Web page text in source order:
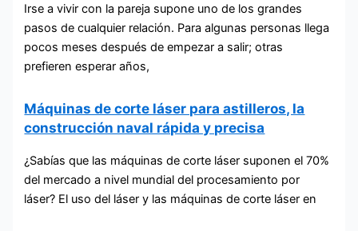
Irse a vivir con la pareja supone uno de los grandes
pasos de cualquier relación. Para algunas personas llega
pocos meses después de empezar a salir; otras
prefieren esperar años,
Máquinas de corte láser para astilleros, la
construcción naval rápida y precisa
¿Sabías que las máquinas de corte láser suponen el 70%
del mercado a nivel mundial del procesamiento por
láser? El uso del láser y las máquinas de corte láser en